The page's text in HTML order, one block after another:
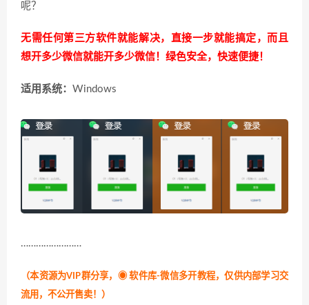
呢？
无需任何第三方软件就能解决，直接一步就能搞定，而且
想开多少微信就能开多少微信！绿色安全，快速便捷！
适用系统： Windows
……………………
（本资源为VIP群分享， ◉ 软件库-微信多开教程，仅供内部学习交
流用，不公开售卖！ ）